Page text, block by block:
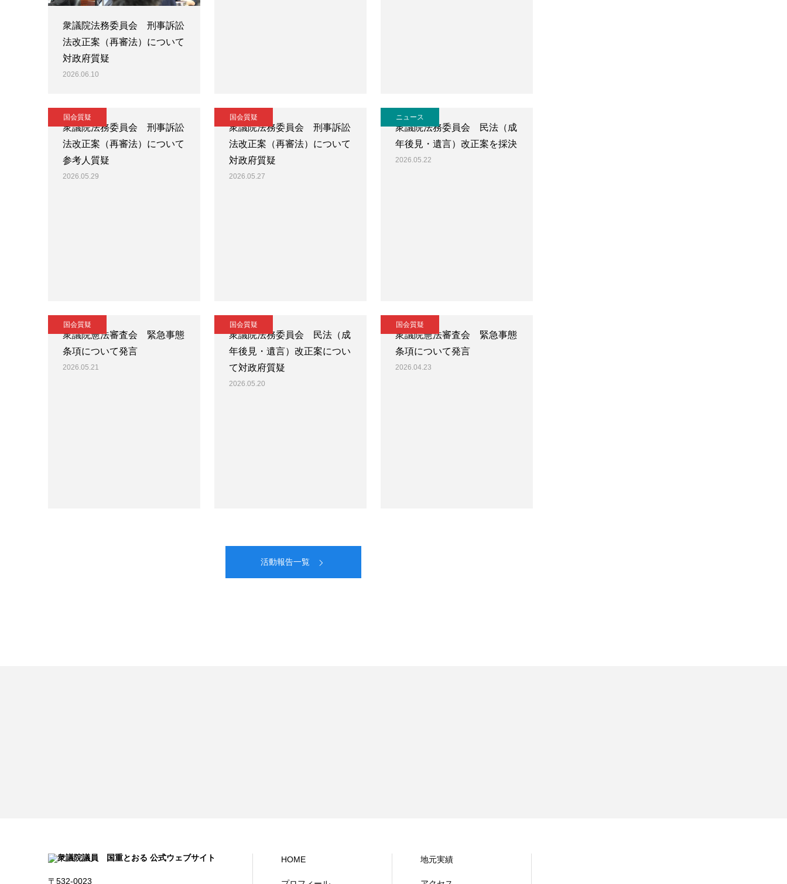
衆議院法務委員会 刑事訴訟
法改正案（再審法）について
対政府質疑
2026.06.10
国会質疑
衆議院法務委員会 刑事訴訟
法改正案（再審法）について
参考人質疑
2026.05.29
国会質疑
衆議院法務委員会 刑事訴訟
法改正案（再審法）について
対政府質疑
2026.05.27
ニュース
衆議院法務委員会 民法（成
年後見・遺言）改正案を採決
2026.05.22
国会質疑
衆議院憲法審査会 緊急事態
条項について発言
2026.05.21
国会質疑
衆議院法務委員会 民法（成
年後見・遺言）改正案につい
て対政府質疑
2026.05.20
国会質疑
衆議院憲法審査会 緊急事態
条項について発言
2026.04.23
活動報告一覧
〒532-0023
HOME 地元実績